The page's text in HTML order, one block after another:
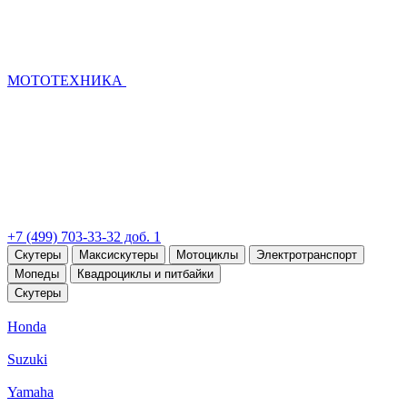
МОТОТЕХНИКА
+7 (499) 703-33-32 доб. 1
Скутеры Максискутеры Мотоциклы
Электротранспорт
Мопеды
Квадроциклы и питбайки
Скутеры
Honda
Suzuki
Yamaha